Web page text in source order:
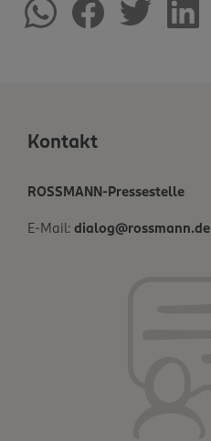
Kontakt
ROSSMANN-Pressestelle
E-Mail: dialog@rossmann.de